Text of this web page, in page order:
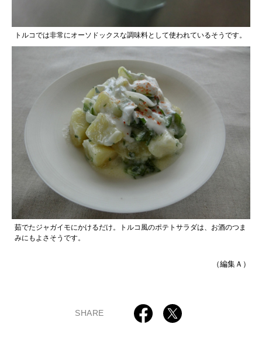
トルコでは非常にオーソドックスな調味料として使われているそうです。
茹でたジャガイモにかけるだけ。トルコ風のポテトサラダは、お酒のつま
みにもよさそうです。
（編集Ａ）
SHARE